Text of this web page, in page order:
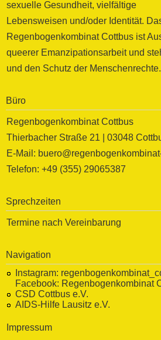
sexuelle Gesundheit, vielfältige
Lebensweisen und/oder Identität.
Regenbogenkombinat Cottbus ist
queerer Emanzipationsarbeit und
und den Schutz der Menschenrechte.
Büro
Regenbogenkombinat Cottbus
Thierbacher Straße 21 | 03048
E-Mail:
Telefon: +49 (355) 29065387
Sprechzeiten
Termine nach Vereinbarung
Navigation
Instagram:
Facebook: Regenbogenkombinat
CSD Cottbus e.V.
AIDS-Hilfe Lausitz e.V.
Impressum